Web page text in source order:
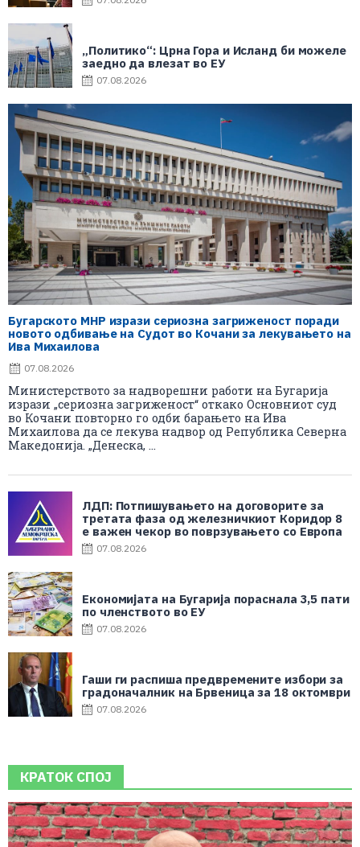
„Политико“: Црна Гора и Исланд би можеле
заедно да влезат во ЕУ
07.08.2026
Бугарското МНР изрази сериозна загриженост поради
новото одбивање на Судот во Кочани за лекувањето на
Ива Михаилова
07.08.2026
Министерството за надворешни работи на Бугарија
изрази „сериозна загриженост“ откако Основниот суд
во Кочани повторно го одби барањето на Ива
Михаилова да се лекува надвор од Република Северна
Македонија. „Денеска, ...
ЛДП: Потпишувањето на договорите за
третата фаза од железничкиот Коридор 8
е важен чекор во поврзувањето со Европа
07.08.2026
Економијата на Бугарија пораснала 3,5 пати
по членството во ЕУ
07.08.2026
Гаши ги распиша предвремените избори за
градоначалник на Брвеница за 18 октомври
07.08.2026
КРАТОК СПОЈ